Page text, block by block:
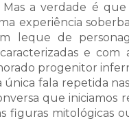
Mas a verdade é
experiência
leque de
e com
progenitor
fala repetida
que
figuras mitológicas